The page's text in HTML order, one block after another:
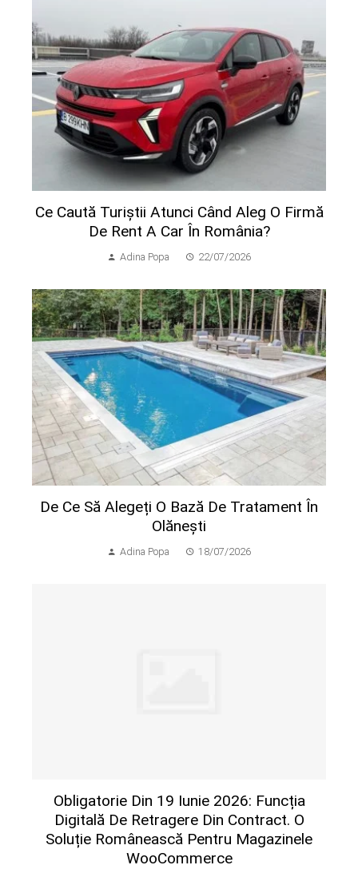
Ce Caută Turiștii Atunci Când Aleg O Firmă
De Rent A Car În România?
Adina Popa 22/07/2026
De Ce Să Alegeți O Bază De Tratament În
Olănești
Adina Popa 18/07/2026
Obligatorie Din 19 Iunie 2026: Funcția
Digitală De Retragere Din Contract. O
Soluție Românească Pentru Magazinele
WooCommerce